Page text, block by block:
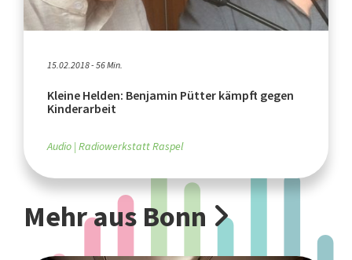
15.02.2018 - 56 Min.
Kleine Helden: Benjamin Pütter kämpft gegen
Kinderarbeit
Audio Radiowerkstatt Raspel
Mehr aus Bonn